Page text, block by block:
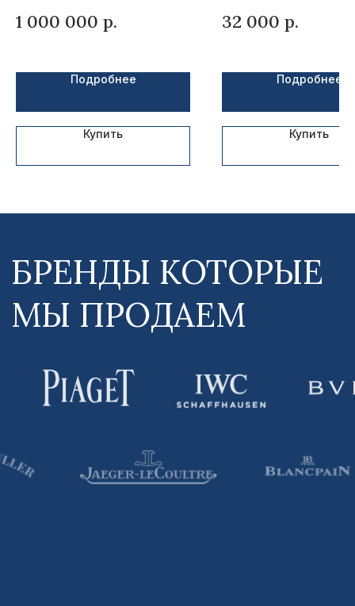
1 000 000 р.
Подробнее
Купить
32 000 р.
Подробнее
Купить
Все права защищены
Данный интернет-сайт носит информационный
характер и ни при каких условиях не является
публичной офертой, которая определяется
кодекса РФ. Для получения подробной
информации о наличии и стоимости указанных
товаров и (или) услуг, пожалуйста, обращайтесь